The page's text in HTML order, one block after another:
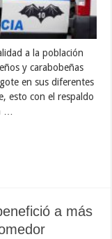
a la población
y carabobeñas
en sus diferentes
esto con el respaldo
…
a más